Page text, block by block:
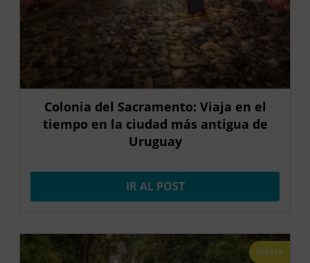
Colonia del Sacramento: Viaja en el
tiempo en la ciudad más antigua de
Uruguay
IR AL POST
OFERTA